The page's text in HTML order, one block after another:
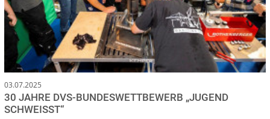
03.07.2025
30 JAHRE DVS-BUNDESWETTBEWERB „JUGEND
SCHWEISST“